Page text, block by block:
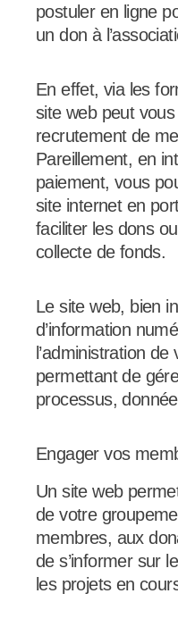
postuler en ligne
un don à
En effet, via les
site web peut
recrutement de
Pareillement, en
paiement, vous
site internet en
faciliter les dons
collecte de fonds.
Le site web, bien
d’information
l’administration
permettant de
processus,
Engager vos
Un site web
de votre
membres, aux
de s’informer sur
les projets en